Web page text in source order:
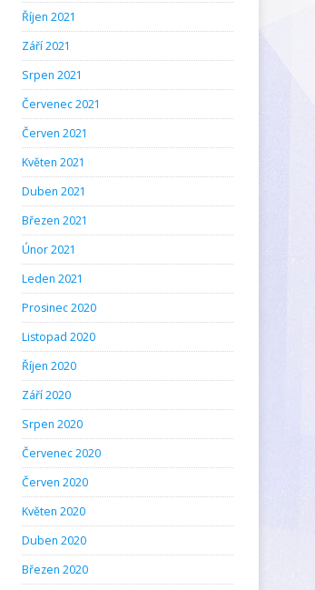
Říjen 2021
Září 2021
Srpen 2021
Červenec 2021
Červen 2021
Květen 2021
Duben 2021
Březen 2021
Únor 2021
Leden 2021
Prosinec 2020
Listopad 2020
Říjen 2020
Září 2020
Srpen 2020
Červenec 2020
Červen 2020
Květen 2020
Duben 2020
Březen 2020